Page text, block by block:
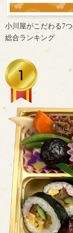
小川屋がこだわる7つ
総合ランキング